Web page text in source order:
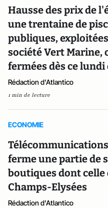
Hausse des prix de
une trentaine de
publiques,
société Vert Marine,
fermées dès ce lundi
Rédaction d'Atlantico
1 min de lecture
ECONOMIE
ferme une partie de
boutiques dont celle
Champs-Elysées
Rédaction d'Atlantico